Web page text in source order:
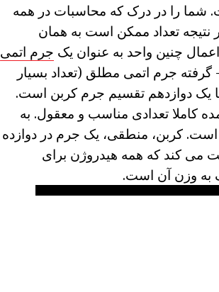
شما را در درک که محاسبات در همه
تعداد ممکن است به همان
چنین واحد به عنوان یک جرم اتمی
جرم اتمی مطلق (تعداد بسیار
یک دوازدهم تقسیم جرم کربن است.
تعدادی مناسب و معقول. به
است. کربن، منطقی، یک جرم در دوازده
می کند که همه هیدروژن برای
به وزن آن است.